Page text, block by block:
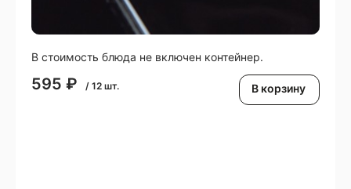
В стоимость блюда не включен контейнер.
595 ₽ / 12 шт. В корзину